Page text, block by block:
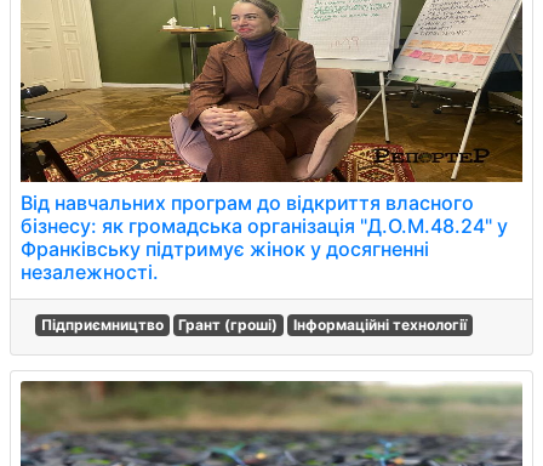
Від навчальних програм до відкриття власного
бізнесу: як громадська організація "Д.О.М.48.24" у
Франківську підтримує жінок у досягненні
незалежності.
Підприємництво Грант (гроші) Інформаційні технології